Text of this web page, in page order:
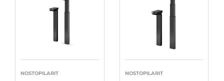
NOSTOPILARIT NOSTOPILARIT